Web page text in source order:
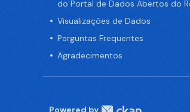
do Portal de Dados Abertos do
Visualizações de Dados
Perguntas Frequentes
Agradecimentos
Powered by